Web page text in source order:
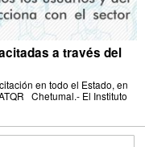
a través del
en todo el Estado, en
Chetumal.- El Instituto